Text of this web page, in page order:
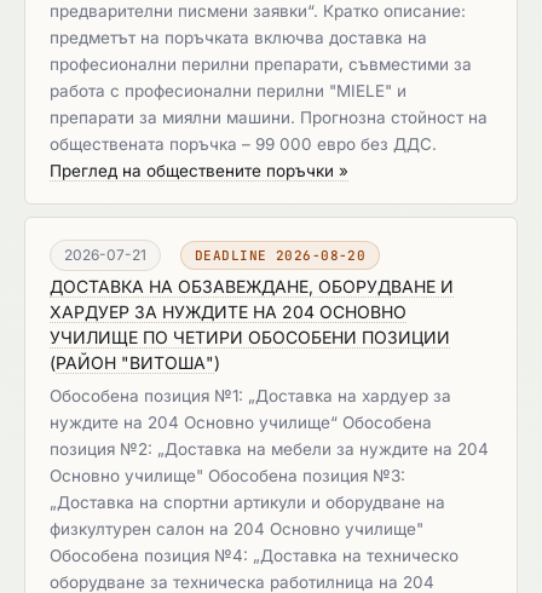
предварителни писмени заявки“. Кратко описание:
предметът на поръчката включва доставка на
професионални перилни препарати, съвместими за
работа с професионални перилни "MIELE" и
препарати за миялни машини. Прогнозна стойност на
обществената поръчка – 99 000 евро без ДДС.
Преглед на обществените поръчки »
2026-07-21 DEADLINE 2026-08-20
ДОСТАВКА НА ОБЗАВЕЖДАНЕ, ОБОРУДВАНЕ И
ХАРДУЕР ЗА НУЖДИТЕ НА 204 ОСНОВНО
УЧИЛИЩЕ ПО ЧЕТИРИ ОБОСОБЕНИ ПОЗИЦИИ
(РАЙОН "ВИТОША")
Обособена позиция №1: „Доставка на хардуер за
нуждите на 204 Основно училище“ Обособена
позиция №2: „Доставка на мебели за нуждите на 204
Основно училище" Обособена позиция №3:
„Доставка на спортни артикули и оборудване на
физкултурен салон на 204 Основно училище"
Обособена позиция №4: „Доставка на техническо
оборудване за техническа работилница на 204